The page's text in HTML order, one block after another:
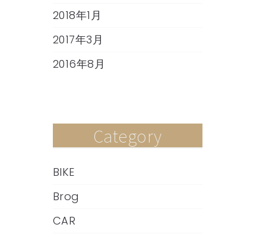
2018年1月
2017年3月
2016年8月
Category
BIKE
Brog
CAR